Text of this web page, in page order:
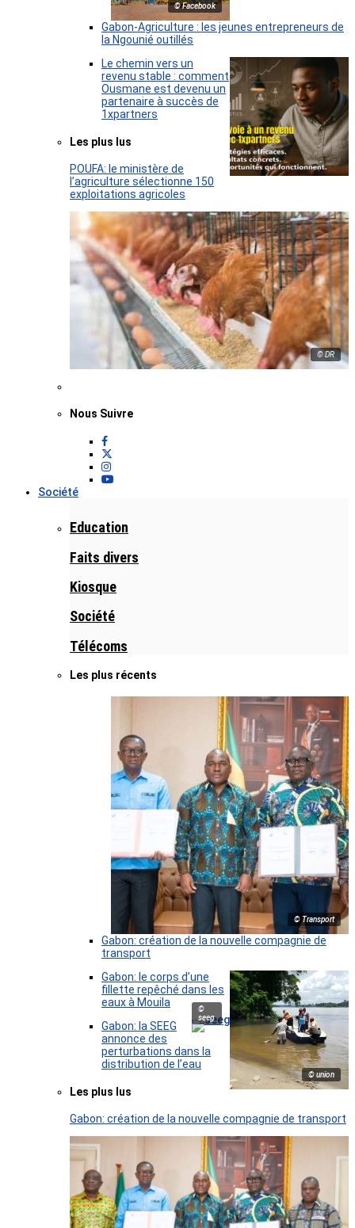
© Facebook
Gabon-Agriculture : les jeunes entrepreneurs de
la Ngounié outillés
Le chemin vers un
revenu stable : comment
Ousmane est devenu un
partenaire à succès de
1xpartners
Les plus lus
POUFA: le ministère de
l’agriculture sélectionne 150
exploitations agricoles
© DR
Nous Suivre
Société
Education
Faits divers
Kiosque
Société
Télécoms
Les plus récents
© Transport
Gabon: création de la nouvelle compagnie de
transport
© union
Gabon: le corps d’une
fillette repêché dans les
eaux à Mouila
©
seeg
Gabon: la SEEG
annonce des
perturbations dans la
distribution de l’eau
Les plus lus
Gabon: création de la nouvelle compagnie de transport